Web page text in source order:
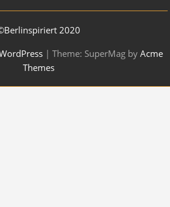
2020
| Theme: SuperMag by Acme
Themes